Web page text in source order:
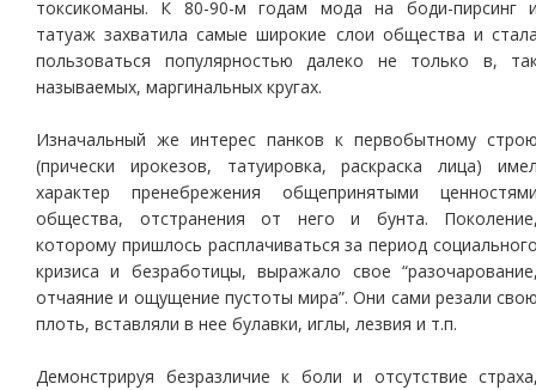
токсикоманы. К 80-90-м годам мода на боди-пирсинг
татуаж захватила самые широкие слои общества и
пользоваться популярностью далеко не только в,
называемых, маргинальных кругах.
Изначальный же интерес панков к первобытному
(прически ирокезов, татуировка, раскраска лица)
характер пренебрежения общепринятыми
общества, отстранения от него и бунта.
которому пришлось расплачиваться за период
кризиса и безработицы, выражало свое
отчаяние и ощущение пустоты мира”. Они сами резали
плоть, вставляли в нее булавки, иглы, лезвия и т.п.
Демонстрируя безразличие к боли и отсутствие